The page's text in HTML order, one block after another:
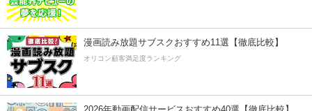
漫画読み放題サブスクおすすめ11選【徹底比較】
オリコン顧客満足度ランキング